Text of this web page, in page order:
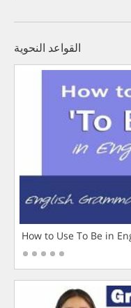
القواعد النحوية
How to Use To Be in